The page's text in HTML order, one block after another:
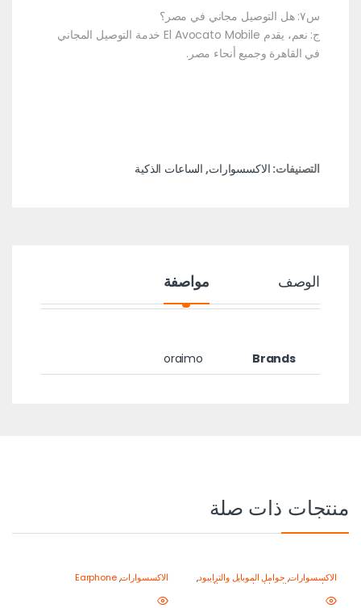
س٧: هل التوصيل مجاني في مصر؟
ج: نعم، يقدم El Avocato Mobile خدمة التوصيل المجاني
في القاهرة وجميع أنحاء مصر.
التصنيفات: الاكسسوارات, الساعات الذكية
الوصف مواصفة
Brands
oraimo
منتجات ذات صلة
الاكسسوارات, حوامل الموبايل والترايبود,
معدات تصوير الموبايل-اصنع محتواك
باحتراف
الاكسسوارات,
Earphone